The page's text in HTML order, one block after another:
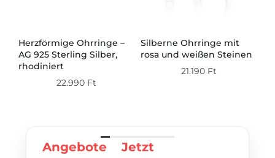
Herzförmige Ohrringe –
AG 925 Sterling Silber,
rhodiniert
22.990 Ft
Silberne Ohrringe mit
rosa und weißen Steinen
21.190 Ft
Angebote Jetzt